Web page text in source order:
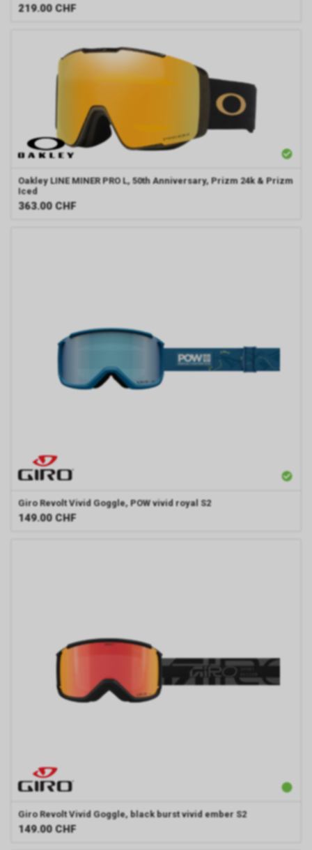
219.00 CHF
Oakley LINE MINER PRO L, 50th Anniversary, Prizm 24k & Prizm
Iced
363.00 CHF
Giro Revolt Vivid Goggle, POW vivid royal S2
149.00 CHF
Giro Revolt Vivid Goggle, black burst vivid ember S2
149.00 CHF